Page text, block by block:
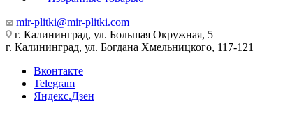
mir-plitki@mir-plitki.com
г. Калининград, ул. Большая Окружная, 5
г. Калининград, ул. Богдана Хмельницкого, 117-121
Вконтакте
Telegram
Яндекс.Дзен